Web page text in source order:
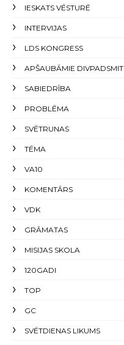
IESKATS VĒSTURĒ
INTERVIJAS
LDS KONGRESS
APŠAUBĀMIE DIVPADSMIT
SABIEDRĪBA
PROBLĒMA
SVĒTRUNAS
TĒMA
VA10
KOMENTĀRS
VDK
GRĀMATAS
MISIJAS SKOLA
120GADI
TOP
GC
SVĒTDIENAS LIKUMS